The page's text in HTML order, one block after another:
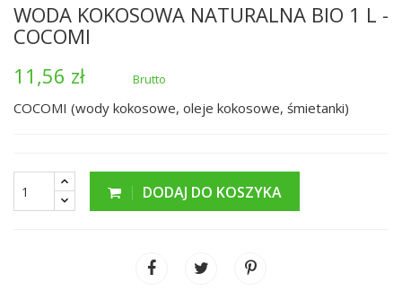
WODA KOKOSOWA NATURALNA BIO 1 L -
COCOMI
11,56 zł
Brutto
COCOMI (wody kokosowe, oleje kokosowe, śmietanki)
DODAJ DO KOSZYKA